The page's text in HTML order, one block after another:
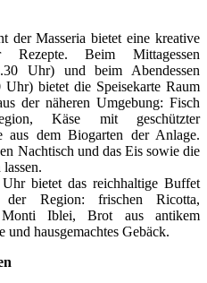
der Masseria bietet eine kreative
Rezepte. Beim Mittagessen
Uhr) und beim Abendessen
bietet die Speisekarte Raum
der näheren Umgebung: Fisch
Käse mit geschützter
aus dem Biogarten der Anlage.
Nachtisch und das Eis sowie die
bietet das reichhaltige Buffet
der Region: frischen Ricotta,
Iblei, Brot aus antikem
hausgemachtes Gebäck.